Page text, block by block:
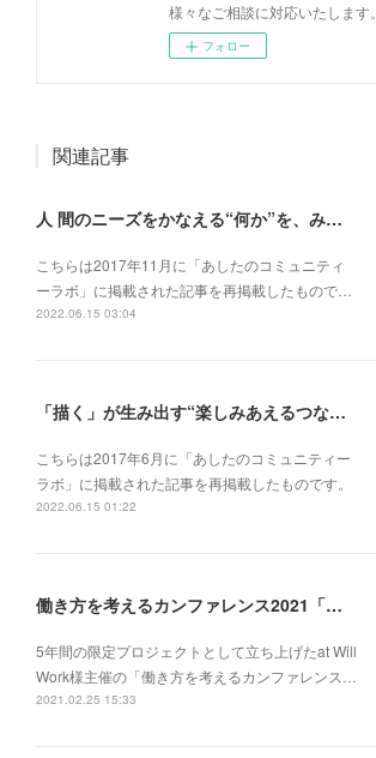
様々なご相談に対応いたします。
フォロー
関連記事
人 間のニーズをかなえる“何か”を、みんなで支え合える社会づくり──No Mapsワークショップ「私たちの可能性をはぐくみ、地図なき道を歩む」（後編）
こちらは2017年11月に「あしたのコミュニティ
ーラボ」に掲載された記事を再掲載したもので…
2022.06.15 03:04
「描く」が生み出す“楽しみあえるつながり”をつくりたい【創造的関係性をつくりだす「グラフィックカタリスト」プロジェクト(1)】
こちらは2017年6月に「あしたのコミュニティー
ラボ」に掲載された記事を再掲載したものです。
2022.06.15 01:22
働き方を考えるカンファレンス2021「働くのこれから」
5年間の限定プロジェクトとして立ち上げたat Will
Work様主催の「働き方を考えるカンファレンス…
2021.02.25 15:33